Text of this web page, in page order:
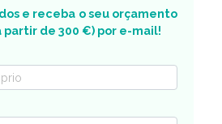
e receba o seu orçamento
partir de 300 €) por e-mail!